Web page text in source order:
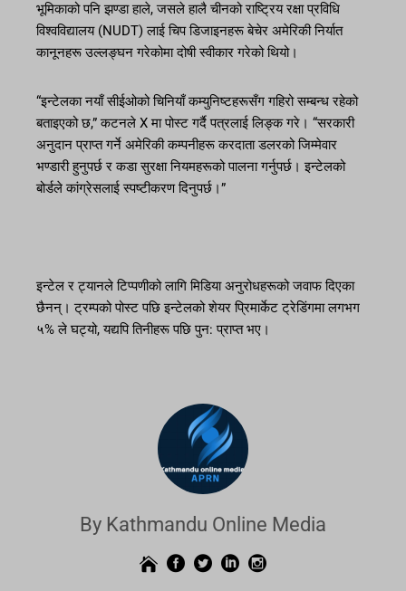
भूमिकाको पनि झण्डा हाले, जसले हालै चीनको राष्ट्रिय रक्षा प्रविधि
विश्वविद्यालय (NUDT) लाई चिप डिजाइनहरू बेचेर अमेरिकी निर्यात
कानूनहरू उल्लङ्घन गरेकोमा दोषी स्वीकार गरेको थियो।
“इन्टेलका नयाँ सीईओको चिनियाँ कम्युनिष्टहरूसँग गहिरो सम्बन्ध रहेको
बताइएको छ,” कटनले X मा पोस्ट गर्दै पत्रलाई लिङ्क गरे। “सरकारी
अनुदान प्राप्त गर्ने अमेरिकी कम्पनीहरू करदाता डलरको जिम्मेवार
भण्डारी हुनुपर्छ र कडा सुरक्षा नियमहरूको पालना गर्नुपर्छ। इन्टेलको
बोर्डले कांग्रेसलाई स्पष्टीकरण दिनुपर्छ।”
इन्टेल र ट्यानले टिप्पणीको लागि मिडिया अनुरोधहरूको जवाफ दिएका
छैनन्। ट्रम्पको पोस्ट पछि इन्टेलको शेयर प्रिमार्केट ट्रेडिंगमा लगभग
५% ले घट्यो, यद्यपि तिनीहरू पछि पुन: प्राप्त भए।
By Kathmandu Online Media